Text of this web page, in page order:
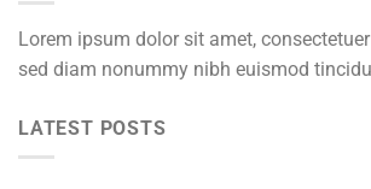
Lorem ipsum dolor sit amet,
sed diam nonummy nibh euismod
LATEST POSTS